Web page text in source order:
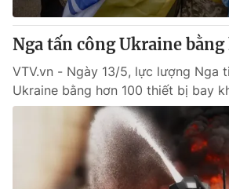
Nga tấn công Ukraine bằng
VTV.vn - Ngày 13/5, lực lượng Nga
Ukraine bằng hơn 100 thiết bị bay